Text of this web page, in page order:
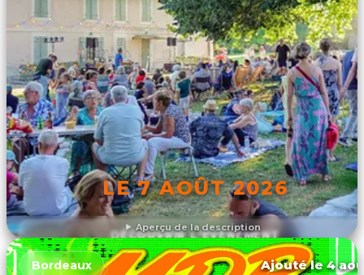
Aperçu de la description
LE 7 AOÛT 2026
DÉCOUVRIR L'ÉVÉNEMENT
Bordeaux Ajouté le 4